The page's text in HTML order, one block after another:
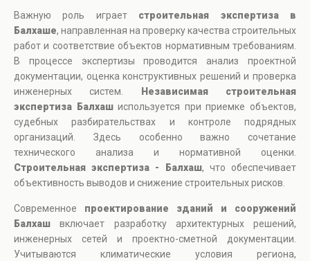
Важную роль играет строительная экспертиза в
Балхаше, направленная на проверку качества строительных
работ и соответствие объектов нормативным требованиям.
В процессе экспертизы проводится анализ проектной
документации, оценка конструктивных решений и проверка
инженерных систем.
Независимая строительная
экспертиза Балхашиспользуется при приемке объектов,
судебных разбирательствах и контроле подрядных
организаций. Здесь особенно важно сочетание
технического анализа и нормативной оценки.
Строительная экспертиза - Балхаш, что обеспечивает
объективность выводов и снижение строительных рисков.
Современное проектирование зданий и сооружений
Балхаш включает разработку архитектурных решений,
инженерных сетей и проектно-сметной документации.
Учитываются климатические условия региона,